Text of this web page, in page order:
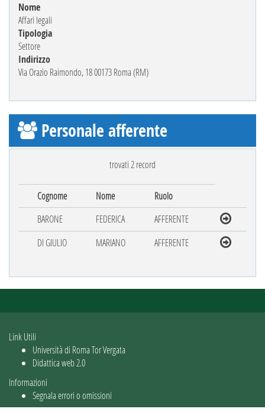
Nome
Affari legali
Tipologia
Settore
Indirizzo
Via Orazio Raimondo, 18 00173 Roma (RM)
Personale afferente
trovati 2 record
Cognome Nome
Ruolo
BARONE
FEDERICA
AFFERENTE
DI GIULIO
MARIANO AFFERENTE
Link Utili
Università di Roma Tor Vergata
Didattica web 2.0
Informazioni
Segnala errori o omissioni